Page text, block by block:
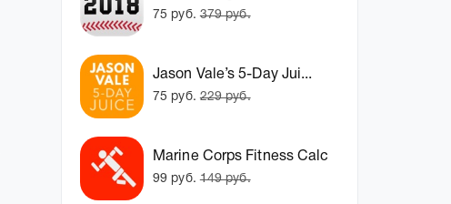
75 руб. 379 руб.
Jason Vale’s 5-Day Jui...
75 руб. 229 руб.
Marine Corps Fitness Calc
99 руб. 149 руб.